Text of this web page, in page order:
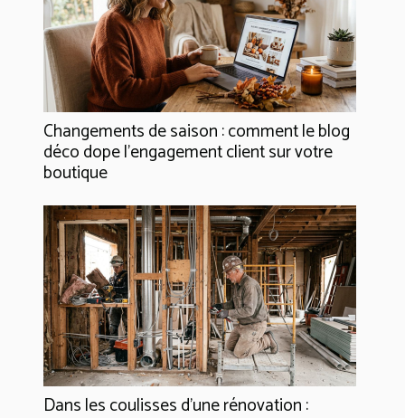
Changements de saison : comment le blog
déco dope l’engagement client sur votre
boutique
Dans les coulisses d'une rénovation :